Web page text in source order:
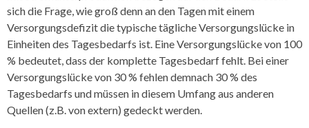
sich die Frage, wie groß denn an den Tagen mit einem
Versorgungsdefizit die typische tägliche Versorgungslücke in
Einheiten des Tagesbedarfs ist. Eine Versorgungslücke von 100
% bedeutet, dass der komplette Tagesbedarf fehlt. Bei einer
Versorgungslücke von 30 % fehlen demnach 30 % des
Tagesbedarfs und müssen in diesem Umfang aus anderen
Quellen (z.B. von extern) gedeckt werden.